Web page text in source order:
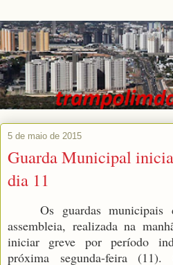
5 de maio de 2015
Guarda Municipal
dia 11
Os guardas
assembleia, realizada na
iniciar greve por período
próxima segunda-feira